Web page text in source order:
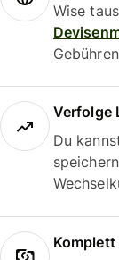
Wise
Verfolge
Du